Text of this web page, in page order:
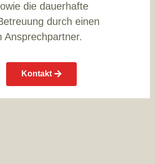
die dauerhafte
durch einen
Ansprechpartner.
Kontakt